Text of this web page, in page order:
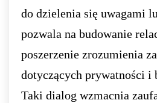
do dzielenia się uwagami
pozwala na budowanie
poszerzenie zrozumienia
dotyczących prywatności i
Taki dialog wzmacnia